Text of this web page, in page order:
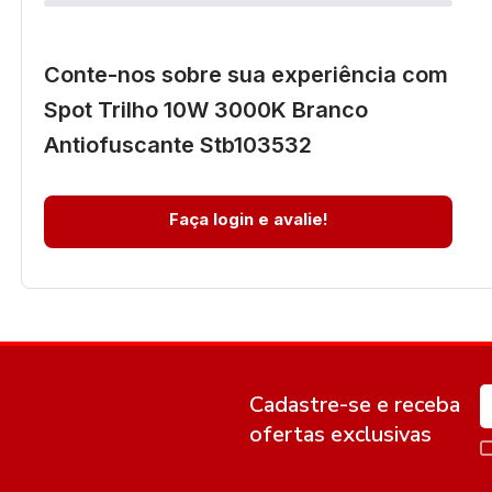
Conte-nos sobre sua experiência com
Spot Trilho 10W 3000K Branco
Antiofuscante Stb103532
Faça login e avalie!
Cadastre-se e receba
ofertas exclusivas